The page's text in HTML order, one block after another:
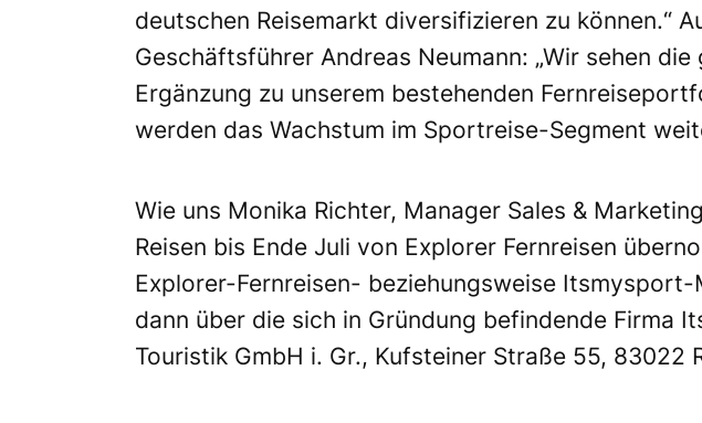
deutschen Reisemarkt diversifizieren zu können.“
Geschäftsführer Andreas Neumann: „Wir sehen
Ergänzung zu unserem bestehenden
werden das Wachstum im Sportreise-Segment
Wie uns Monika Richter, Manager Sales &
Reisen bis Ende Juli von Explorer Fernreisen
Explorer-Fernreisen- beziehungsweise
dann über die sich in Gründung befindende Firma
Touristik GmbH i. Gr., Kufsteiner Straße 55, 83022